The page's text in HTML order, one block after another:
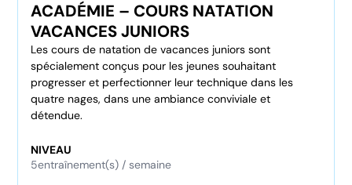
ACADÉMIE – COURS NATATION
VACANCES JUNIORS
Les cours de natation de vacances juniors sont
spécialement conçus pour les jeunes souhaitant
progresser et perfectionner leur technique dans les
quatre nages, dans une ambiance conviviale et
détendue.
NIVEAU
5entraînement(s) / semaine